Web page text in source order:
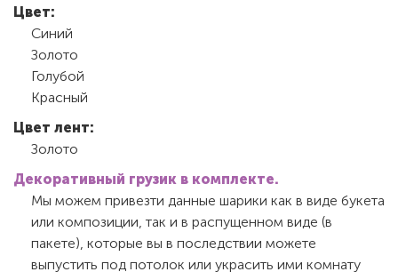
Цвет:
Синий
Золото
Голубой
Красный
Цвет лент:
Золото
Декоративный грузик в комплекте.
Мы можем привезти данные шарики как в виде букета
или композиции, так и в распущенном виде (в
пакете), которые вы в последствии можете
выпустить под потолок или украсить ими комнату